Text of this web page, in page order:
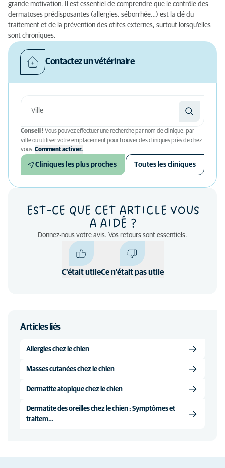
grande motivation. Il est essentiel de comprendre que le contrôle des
dermatoses prédisposantes (allergies, séborrhée…) est la clé du
traitement et de la prévention des otites externes, surtout lorsqu’elles
sont chroniques.
Contactez un vétérinaire
Conseil ! Vous pouvez effectuer une recherche par nom de clinique, par
ville ou utiliser votre emplacement pour trouver des cliniques près de chez
vous. Comment activer.
Cliniques les plus proches Toutes les cliniques
EST-CE QUE CET ARTICLE VOUS
A AIDÉ ?
Donnez-nous votre avis. Vos retours sont essentiels.
C'était utileCe n'était pas utile
Articles liés
Allergies chez le chien
Masses cutanées chez le chien
Dermatite atopique chez le chien
Dermatite des oreilles chez le chien : Symptômes et
traitem…